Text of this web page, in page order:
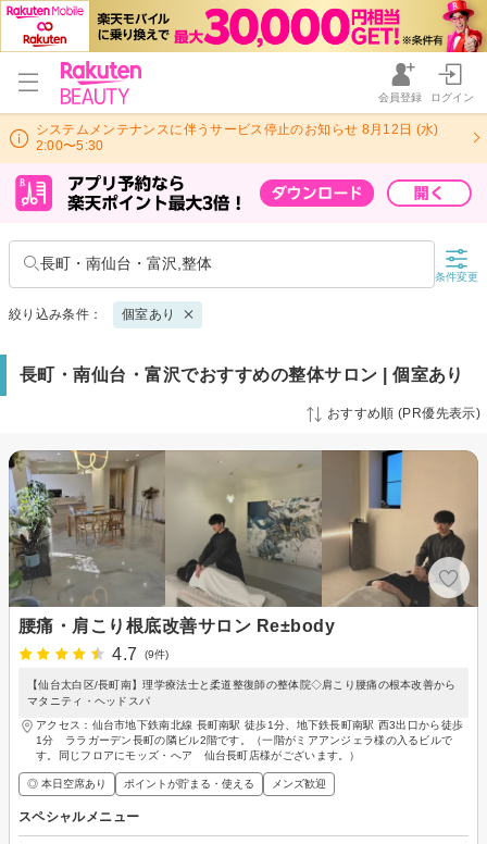
会員登録 ログイン
システムメンテナンスに伴うサービス停止のお知らせ 8月12日 (水)
2:00〜5:30
長町・南仙台・富沢,整体
条件変更
絞り込み条件： 個室あり
長町・南仙台・富沢でおすすめの整体サロン | 個室あり
おすすめ順 (PR優先表示)
腰痛・肩こり根底改善サロン Re±body
4.7
(9件)
【仙台太白区/長町南】理学療法士と柔道整復師の整体院◇肩こり腰痛の根本改善から
マタニティ・ヘッドスパ
アクセス：仙台市地下鉄南北線 長町南駅 徒歩1分、地下鉄長町南駅 西3出口から徒歩
1分 ララガーデン長町の隣ビル2階です。（一階がミアアンジェラ様の入るビルで
す。同じフロアにモッズ・へア 仙台長町店様がございます。）
◎ 本日空席あり ポイントが貯まる・使える メンズ歓迎
スペシャルメニュー